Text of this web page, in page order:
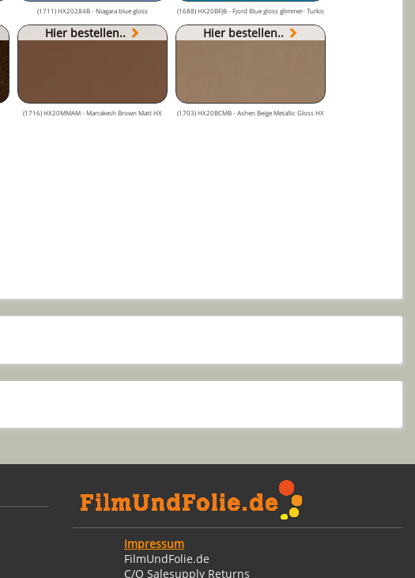
(1711) HX20284B - Niagara blue gloss (1688) HX20BFJB - Fjord Blue gloss glimmer- Turkis
Hier bestellen..
(1716) HX20MMAM - Marrakesh Brown Matt HX
Hier bestellen..
(1703) HX20BCMB - Ashen Beige Metallic Gloss HX
Impressum
FilmUndFolie.de
C/O Salesupply Returns